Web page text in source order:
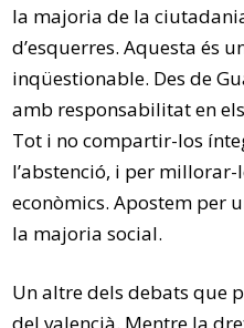
la majoria de la
d’esquerres. Aquesta és
inqüestionable. Des de
amb responsabilitat en
Tot i no compartir-los
l’abstenció, i per
econòmics. Apostem per
la majoria social.
Un altre dels debats que